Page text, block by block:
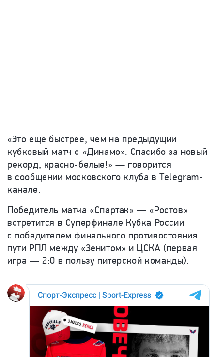
«Это еще быстрее, чем на предыдущий
кубковый матч с «Динамо». Спасибо за новый
рекорд, красно-белые!» — говорится
в сообщении московского клуба в Telegram-
канале.
Победитель матча «Спартак» — «Ростов»
встретится в Суперфинале Кубка России
с победителем финального противостояния
пути РПЛ между «Зенитом» и ЦСКА (первая
игра — 2:0 в пользу питерской команды).